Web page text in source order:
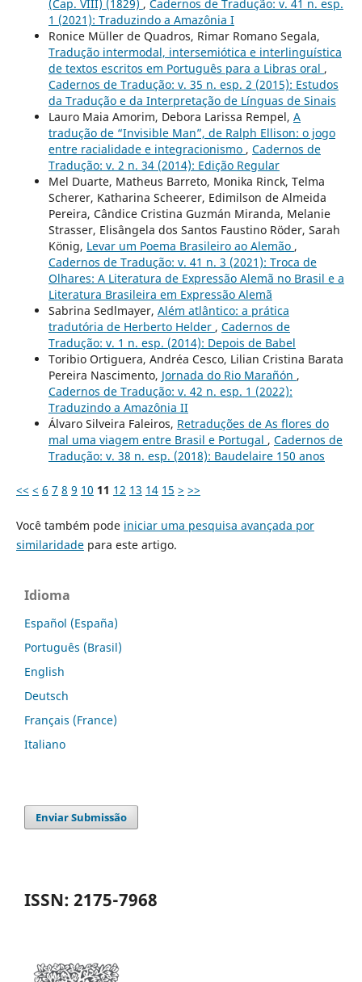
(Cap. VIII) (1829) , Cadernos de Tradução: v. 41 n. esp.
1 (2021): Traduzindo a Amazônia I
Ronice Müller de Quadros, Rimar Romano Segala,
Tradução intermodal, intersemiótica e interlinguística
de textos escritos em Português para a Libras oral ,
Cadernos de Tradução: v. 35 n. esp. 2 (2015): Estudos
da Tradução e da Interpretação de Línguas de Sinais
Lauro Maia Amorim, Debora Larissa Rempel, A
tradução de “Invisible Man”, de Ralph Ellison: o jogo
entre racialidade e integracionismo , Cadernos de
Tradução: v. 2 n. 34 (2014): Edição Regular
Mel Duarte, Matheus Barreto, Monika Rinck, Telma
Scherer, Katharina Scheerer, Edimilson de Almeida
Pereira, Cândice Cristina Guzmán Miranda, Melanie
Strasser, Elisângela dos Santos Faustino Röder, Sarah
König, Levar um Poema Brasileiro ao Alemão ,
Cadernos de Tradução: v. 41 n. 3 (2021): Troca de
Olhares: A Literatura de Expressão Alemã no Brasil e a
Literatura Brasileira em Expressão Alemã
Sabrina Sedlmayer, Além atlântico: a prática
tradutória de Herberto Helder , Cadernos de
Tradução: v. 1 n. esp. (2014): Depois de Babel
Toribio Ortiguera, Andréa Cesco, Lilian Cristina Barata
Pereira Nascimento, Jornada do Rio Marañón ,
Cadernos de Tradução: v. 42 n. esp. 1 (2022):
Traduzindo a Amazônia II
Álvaro Silveira Faleiros, Retraduções de As flores do
mal uma viagem entre Brasil e Portugal , Cadernos de
Tradução: v. 38 n. esp. (2018): Baudelaire 150 anos
<< < 6 7 8 9 10 11 12 13 14 15 > >>
Você também pode iniciar uma pesquisa avançada por
similaridadepara este artigo.
Idioma
Español (España)
Português (Brasil)
English
Deutsch
Français (France)
Italiano
Enviar Submissão
ISSN: 2175-7968